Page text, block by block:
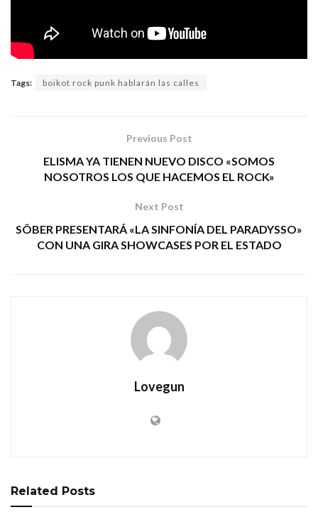
Tags: boikot rock punk hablarán las calles
Previous Post
ELISMA YA TIENEN NUEVO DISCO «SOMOS
NOSOTROS LOS QUE HACEMOS EL ROCK»
Next Post
SÔBER PRESENTARÁ «LA SINFONÍA DEL PARADYSSO»
CON UNA GIRA SHOWCASES POR EL ESTADO
Lovegun
Related Posts